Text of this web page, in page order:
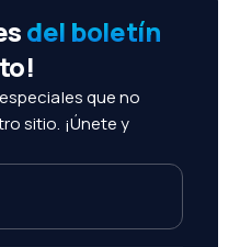
del boletín
que no
sitio. ¡Únete y